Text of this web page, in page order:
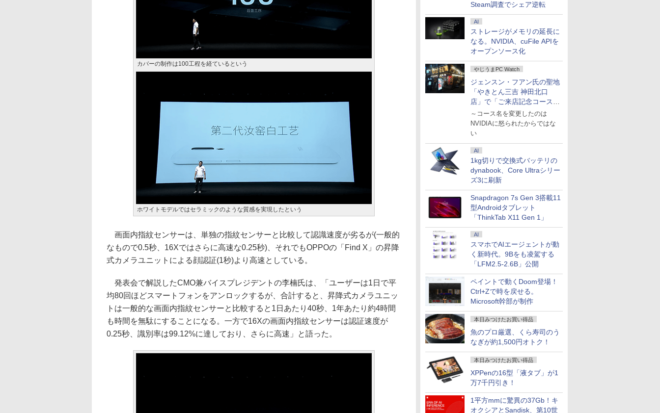
Steam調査でシェア逆転
AI
ストレージがメモリの延長に
なる。NVIDIA、cuFile APIを
オープンソース化
やじうまPC Watch
ジェンスン・フアン氏の聖地
「やきとん三吉 神田北口
店」で「ご来店記念コース」
を娘と堪能
～コース名を変更したのは
NVIDIAに怒られたからではな
い
AI
1kg切りで交換式バッテリの
dynabook、Core Ultraシリー
ズ3に刷新
Snapdragon 7s Gen 3搭載11
型Androidタブレット
「ThinkTab X11 Gen 1」
AI
スマホでAIエージェントが動
く新時代。9Bをも凌駕する
「LFM2.5-2.6B」公開
ペイントで動くDoom登場！
Ctrl+Zで時を戻せる。
Microsoft幹部が制作
本日みつけたお買い得品
魚のプロ厳選、くら寿司のう
なぎが約1,500円オトク！
本日みつけたお買い得品
XPPenの16型「液タブ」が1
万7千円引き！
1平方mmに驚異の37Gb！キ
オクシアとSandisk、第10世
カバーの制作は100工程を経ているという
ホワイトモデルではセラミックのような質感を実現したという
画面内指紋センサーは、単独の指紋センサーと比較して認識速度が劣るが(一般的
なもので0.5秒、16Xではさらに高速な0.25秒)、それでもOPPOの「Find X」の昇降
式カメラユニットによる顔認証(1秒)より高速としている。
発表会で解説したCMO兼バイスプレジデントの李楠氏は、「ユーザーは1日で平
均80回ほどスマートフォンをアンロックするが、合計すると、昇降式カメラユニッ
トは一般的な画面内指紋センサーと比較すると1日あたり40秒、1年あたり約4時間
も時間を無駄にすることになる。一方で16Xの画面内指紋センサーは認証速度が
0.25秒、識別率は99.12%に達しており、さらに高速」と語った。